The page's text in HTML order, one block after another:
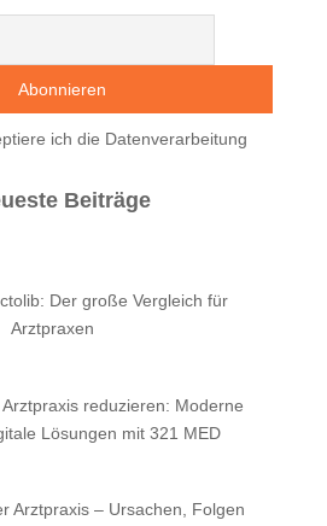
ich die Datenverarbeitung
Beiträge
Der große Vergleich für
Arztpraxen
reduzieren: Moderne
Lösungen mit 321 MED
Arztpraxis – Ursachen, Folgen